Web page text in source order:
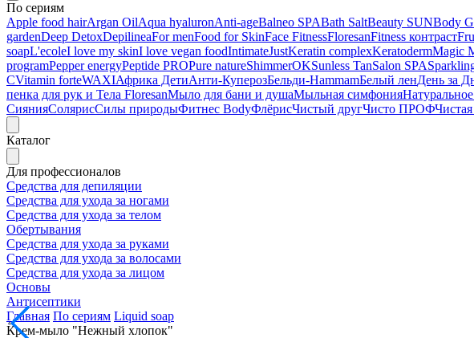
По сериям
Apple food hairArgan OilAqua hyaluronAnti-ageBalneo SPABath SaltBeauty SUNBody
gardenDeep DetoxDepilineaFor menFood for SkinFace FitnessFloresanFitness контраст
soapL'ecoleI love my skinI love vegan foodIntimateJustKeratin complexKeratodermMagic
programPepper energyPeptide PROPure natureShimmerOKSunless TanSalon SPA
CVitamin forteWAXIАфрика ДетиАнти-КуперозБельди-HammamБелый ленДень за
пенка для рук и Тела FloresanМыло для бани и душаМыльная симфония
СиянияСолярисСилы природыФитнес BodyФлёрисЧистый другЧисто ПРОФ
Каталог
Для профессионалов
Средства для депиляции
Средства для ухода за ногами
Средства для ухода за телом
Обертывания
Средства для ухода за руками
Средства для ухода за волосами
Средства для ухода за лицом
Основы
Антисептики
Главная По сериям Liquid soap
Крем-мыло "Нежный хлопок"